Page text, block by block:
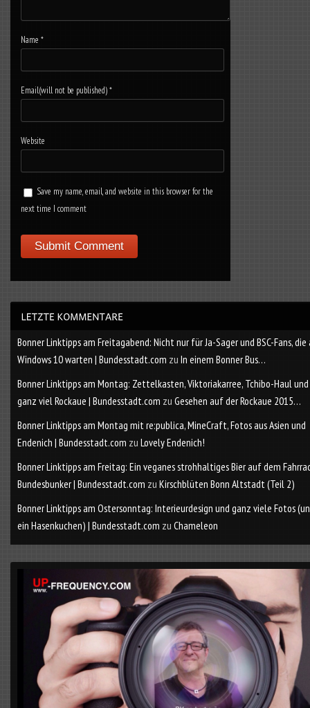
Name*
Email(will not be published)*
Website
Save my name, email, and website in this browser for the
next time I comment
Bonner Linktipps am Freitagabend: Nicht nur für Ja-Sager und BSC-Fans,
Windows 10 warten | Bundesstadt.com zu In einem Bonner Bus…
Bonner Linktipps am Montag: Zettelkasten, Viktoriakarree, Tchibo-Haul und
ganz viel Rockaue | Bundesstadt.com zu Gesehen auf der Rockaue 2015…
Bonner Linktipps am Montag mit re:publica, MineCraft, Fotos aus Asien und
Endenich | Bundesstadt.com zu Lovely Endenich!
Bonner Linktipps am Freitag: Ein veganes strohhaltiges Bier auf dem
Bundesbunker | Bundesstadt.com zu Kirschblüten Bonn Altstadt (Teil 2)
Bonner Linktipps am Ostersonntag: Interieurdesign und ganz viele Fotos
ein Hasenkuchen) | Bundesstadt.com zu Chameleon